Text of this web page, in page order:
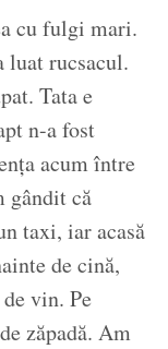
cu fulgi mari.
luat rucsacul.
Tata e
n-a fost
acum între
gândit că
taxi, iar acasă
de cină,
vin. Pe
zăpadă. Am